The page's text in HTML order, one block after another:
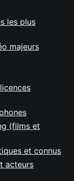
les plus
majeurs
(films et
et connus
acteurs